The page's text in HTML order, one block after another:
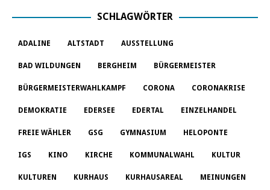
SCHLAGWÖRTER
ADALINE ALTSTADT AUSSTELLUNG
BAD WILDUNGEN BERGHEIM BÜRGERMEISTER
BÜRGERMEISTERWAHLKAMPF CORONA CORONAKRISE
DEMOKRATIE EDERSEE EDERTAL EINZELHANDEL
FREIE WÄHLER GSG GYMNASIUM HELOPONTE
IGS KINO KIRCHE KOMMUNALWAHL KULTUR
KULTUREN KURHAUS KURHAUSAREAL MEINUNGEN